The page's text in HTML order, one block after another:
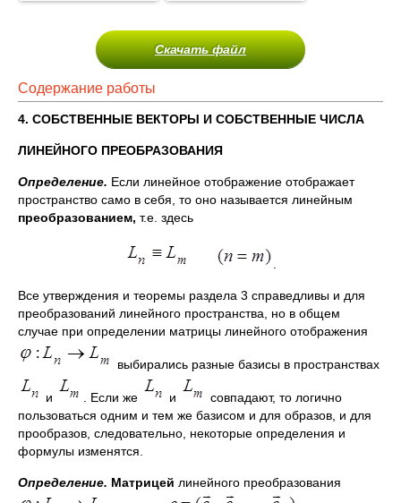
Скачать файл
Содержание работы
4. СОБСТВЕННЫЕ ВЕКТОРЫ И СОБСТВЕННЫЕ ЧИСЛА
ЛИНЕЙНОГО ПРЕОБРАЗОВАНИЯ
Определение. Если линейное отображение отображает
пространство само в себя, то оно называется линейным
преобразованием, т.е. здесь
Все утверждения и теоремы раздела 3 справедливы и для
преобразований линейного пространства, но в общем
случае при определении матрицы линейного отображения
выбирались разные базисы в пространствах
и . Если же и
совпадают, то логично
пользоваться одним и тем же базисом и для образов, и для
прообразов, следовательно, некоторые определения и
формулы изменятся.
Определение. Матрицей линейного преобразования